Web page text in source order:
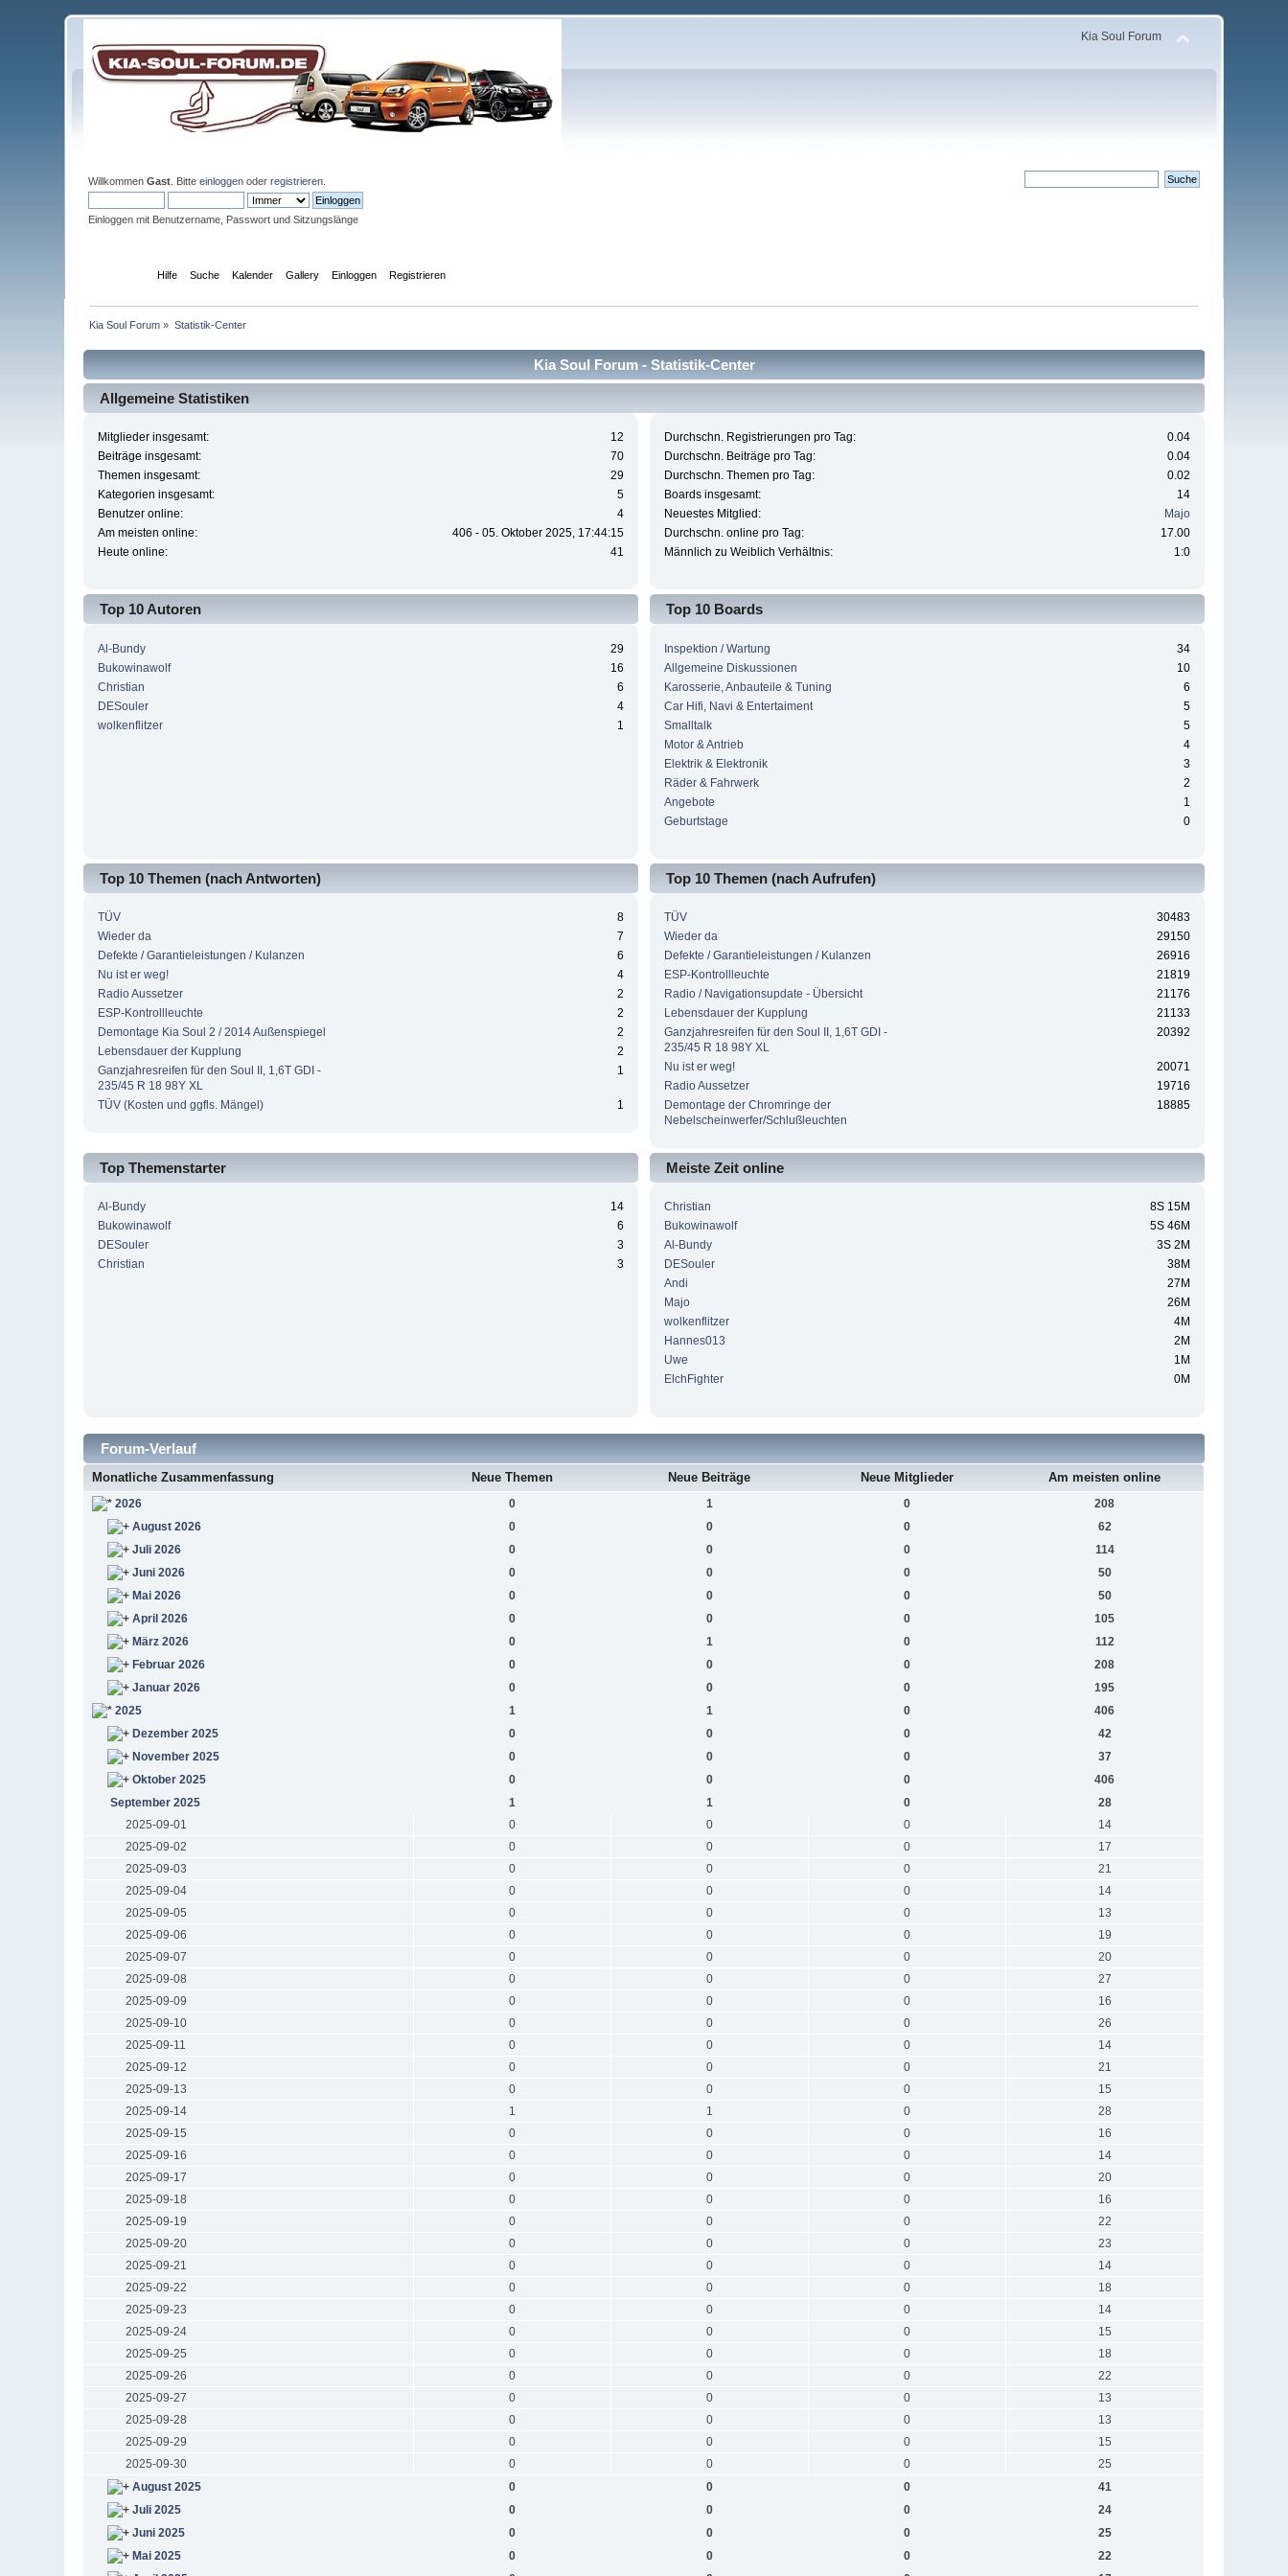
Kia Soul Forum
WillkommenGast . Bitteeinloggen oderregistrieren
Einloggen mit Benutzername, Passwort und Sitzungslänge
Hilfe Suche Kalender Gallery Einloggen Registrieren
Kia Soul Forum » Statistik-Center
Kia Soul Forum - Statistik-Center
Allgemeine Statistiken
Mitglieder insgesamt:
12
Beiträge insgesamt:
70
Themen insgesamt:
29
Kategorien insgesamt:
5
Benutzer online:
4
Am meisten online:
406 - 05. Oktober 2025, 17:44:15
Heute online:
41
Durchschn. Registrierungen pro Tag:
0.04
Durchschn. Beiträge pro Tag:
0.04
Durchschn. Themen pro Tag:
0.02
Boards insgesamt:
14
Neuestes Mitglied:
Majo
Durchschn. online pro Tag:
17.00
Männlich zu Weiblich Verhältnis:
1:0
Top 10 Autoren
Al-Bundy
29
Bukowinawolf
16
Christian
6
DESouler
4
wolkenflitzer
1
Top 10 Boards
Inspektion / Wartung
34
Allgemeine Diskussionen
10
Karosserie, Anbauteile & Tuning
6
Car Hifi, Navi & Entertaiment
5
Smalltalk
5
Motor & Antrieb
4
Elektrik & Elektronik
3
Räder & Fahrwerk
2
Angebote
1
Geburtstage
0
Top 10 Themen (nach Antworten)
TÜV
8
Wieder da
7
Defekte / Garantieleistungen / Kulanzen
6
Nu ist er weg!
4
Radio Aussetzer
2
ESP-Kontrollleuchte
2
Demontage Kia Soul 2 / 2014 Außenspiegel
2
Lebensdauer der Kupplung
2
Ganzjahresreifen für den Soul II, 1,6T GDI -
235/45 R 18 98Y XL
1
TÜV (Kosten und ggfls. Mängel) 1
Top 10 Themen (nach Aufrufen)
TÜV
30483
Wieder da
29150
Defekte / Garantieleistungen / Kulanzen
26916
ESP-Kontrollleuchte
21819
Radio / Navigationsupdate - Übersicht
21176
Lebensdauer der Kupplung
21133
Ganzjahresreifen für den Soul II, 1,6T GDI -
235/45 R 18 98Y XL
20392
Nu ist er weg!
20071
Radio Aussetzer
19716
Demontage der Chromringe der
Nebelscheinwerfer/Schlußleuchten
18885
Top Themenstarter
Al-Bundy
14
Bukowinawolf
6
DESouler
3
Christian
3
Meiste Zeit online
Christian
8S 15M
Bukowinawolf
5S 46M
Al-Bundy
3S 2M
DESouler
38M
Andi
27M
Majo
26M
wolkenflitzer
4M
Hannes013
2M
Uwe
1M
ElchFighter
0M
Forum-Verlauf
Monatliche Zusammenfassung Neue Themen Neue Beiträge Neue Mitglieder Am meisten online
2026 0 1 0
208
August 2026
0 0 0
62
Juli 2026
0 0 0
114
Juni 2026
0 0 0
50
Mai 2026
0 0 0
50
April 2026
0 0 0
105
März 2026
0 1 0
112
Februar 2026
0 0 0
208
Januar 2026
0 0 0
195
2025
1 1 0
406
Dezember 2025
0 0 0
42
November 2025
0 0 0
37
Oktober 2025
0 0 0
406
September 2025
1 1 0
28
2025-09-01
0 0 0
14
2025-09-02
0 0 0
17
2025-09-03
0 0 0
21
2025-09-04
0 0 0
14
2025-09-05
0 0 0
13
2025-09-06
0 0 0
19
2025-09-07
0 0 0
20
2025-09-08
0 0 0
27
2025-09-09
0 0 0
16
2025-09-10
0 0 0
26
2025-09-11
0 0 0
14
2025-09-12
0 0 0
21
2025-09-13
0 0 0
15
2025-09-14
1 1 0
28
2025-09-15
0 0 0
16
2025-09-16
0 0 0
14
2025-09-17
0 0 0
20
2025-09-18
0 0 0
16
2025-09-19
0 0 0
22
2025-09-20
0 0 0
23
2025-09-21
0 0 0
14
2025-09-22
0 0 0
18
2025-09-23
0 0 0
14
2025-09-24
0 0 0
15
2025-09-25
0 0 0
18
2025-09-26
0 0 0
22
2025-09-27
0 0 0
13
2025-09-28
0 0 0
13
2025-09-29
0 0 0
15
2025-09-30
0 0 0
25
August 2025
0 0 0
41
Juli 2025
0 0 0
24
Juni 2025
0 0 0
25
Mai 2025
0 0 0
22